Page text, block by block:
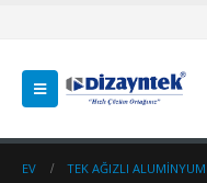
EV
TEK AĞIZLI ALUMINYUM